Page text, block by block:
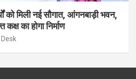
को मिली नई सौगात, आंगनबाड़ी भवन,
का होगा निर्माण